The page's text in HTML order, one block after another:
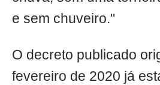
e sem chuveiro."
O decreto publicado
fevereiro de 2020 já